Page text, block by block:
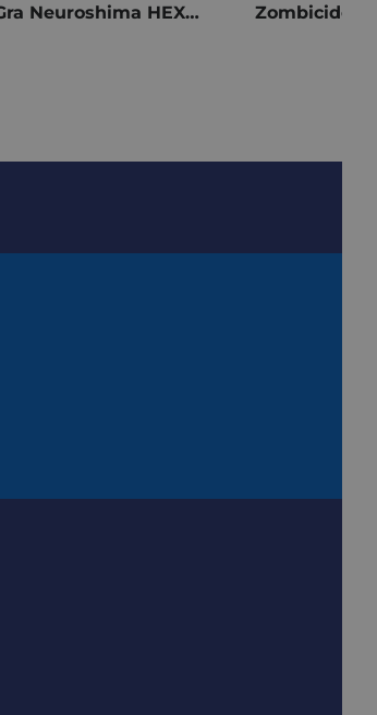
Gra Neuroshima HEX 3.0: Troglodytes